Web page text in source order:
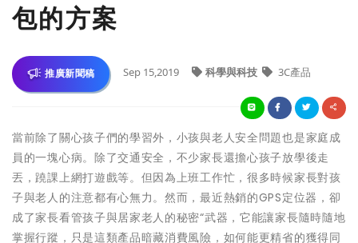
包的方案
推廣新聞稿 Sep 15,2019 科學與科技 3C產品
當前除了關心孩子們的學習外，小孩與老人安全問題也是家庭成
員的一塊心病。除了交通安全，不少家長還擔心孩子放學後走
丟，蹺課上網打遊戲等。但因為上班工作忙，很多時候家長對孩
子與老人的注意都有心無力。然而，最近熱銷的GPS定位器，卻
成了家長看管孩子與居家老人的秘密“武器，它能讓家長隨時隨地
掌握行蹤，只是這類產品暗藏消費風險，如何能更精省的獲得同